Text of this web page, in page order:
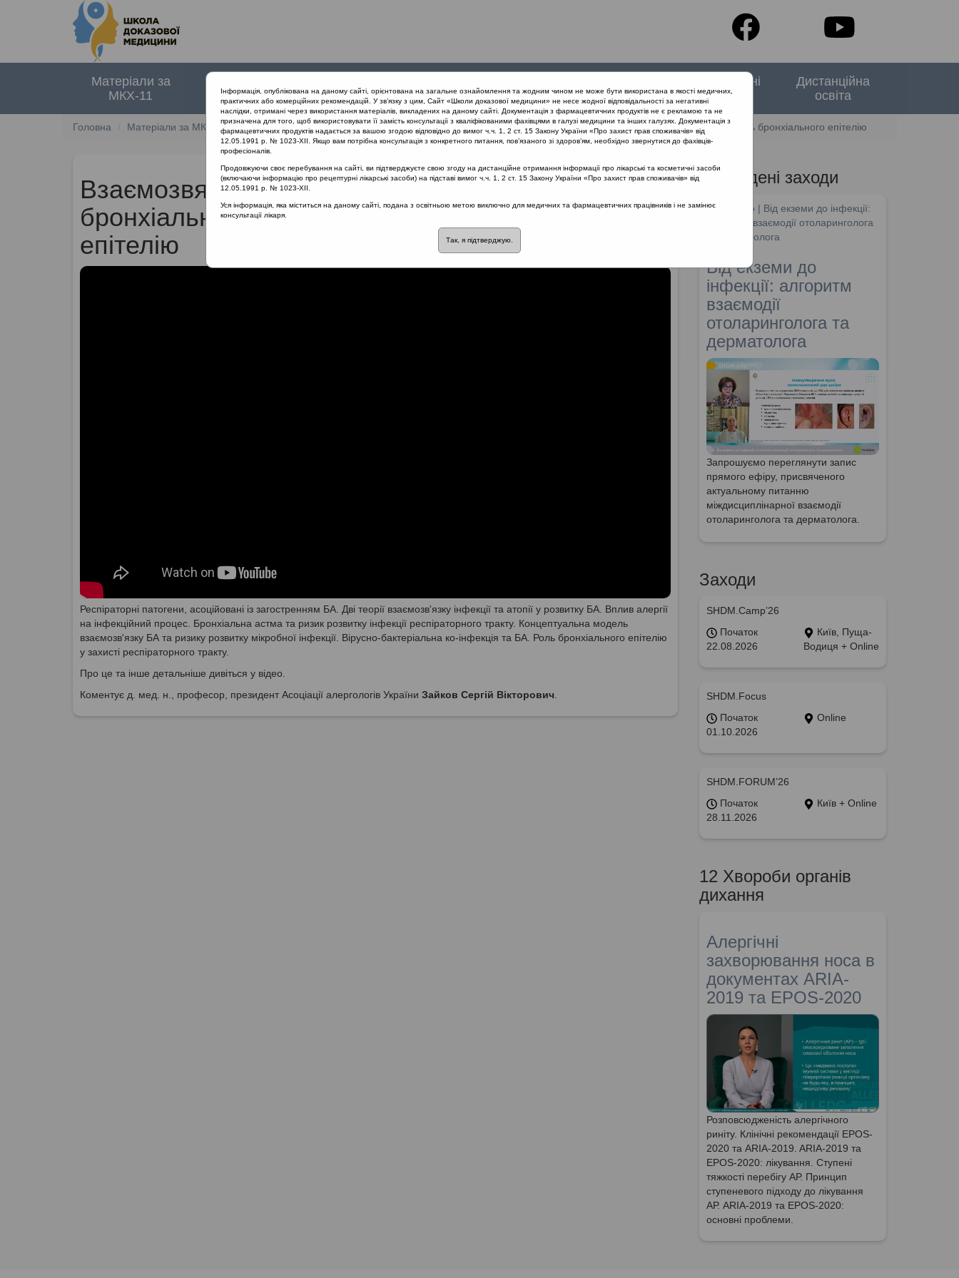
Матеріали за
МКХ-11
документи
заходи
проекту
Спеціальні
випуски
Дистанційна
освіта
Головна Матеріали за МКХ-11 12 Хвороби органів дихання Взаємозвязок між респіраторними інфекціями та бронхіальною астмою. Роль бронхіального епітелію
Взаємозвязок між респіраторними інфекціями та
бронхіальною астмою. Роль бронхіального
епітелію
Респіраторні патогени, асоційовані із загостренням БА. Дві теорії взаємозв'язку інфекції та атопії у розвитку БА. Вплив алергії
на інфекційний процес. Бронхіальна астма та ризик розвитку інфекції респіраторного тракту. Концептуальна модель
взаємозв'язку БА та ризику розвитку мікробної інфекції. Вірусно-бактеріальна ко-інфекція та БА. Роль бронхіального епітелію
у захисті респіраторного тракту.
Про це та інше детальніше дивіться у відео.
Коментує д. мед. н., професор, президент Асоціації алергологів України Зайков Сергій Вікторович
Проведені заходи
SHDM.info | Від екземи до інфекції:
алгоритм взаємодії отоларинголога
та дерматолога
Від екземи до
інфекції: алгоритм
взаємодії
отоларинголога та
дерматолога
Запрошуємо переглянути запис
прямого ефіру, присвяченого
актуальному питанню
міждисциплінарної взаємодії
отоларинголога та дерматолога.
Заходи
SHDM.Camp’26
Початок
22.08.2026
Київ, Пуща-
Водиця + Online
SHDM.Focus
Початок
01.10.2026
Online
SHDM.FORUM’26
Початок
28.11.2026
Київ + Online
12 Хвороби органів
дихання
Алергічні
захворювання носа в
документах ARIA-
2019 та EPOS-2020
Розповсюдженість алергічного
риніту. Клінічні рекомендації EPOS-
2020 та ARIA-2019. ARIA-2019 та
EPOS-2020: лікування. Ступені
тяжкості перебігу АР. Принцип
ступеневого підходу до лікування
АР. ARIA-2019 та EPOS-2020:
основні проблеми.
Інформація, опублікована на даному сайті, орієнтована на загальне ознайомлення та жодним чином не може бути використана в якості медичних,
практичних або комерційних рекомендацій. У зв’язку з цим, Сайт «Школи доказової медицини» не несе жодної відповідальності за негативні
наслідки, отримані через використання матеріалів, викладених на даному сайті. Документація з фармацевтичних продуктів не є рекламою та не
призначена для того, щоб використовувати її замість консультації з кваліфікованими фахівцями в галузі медицини та інших галузях. Документація з
фармацевтичних продуктів надається за вашою згодою відповідно до вимог ч.ч. 1, 2 ст. 15 Закону України «Про захист прав споживачів» від
12.05.1991 р. № 1023-XII. Якщо вам потрібна консультація з конкретного питання, пов’язаного зі здоров’ям, необхідно звернутися до фахівців-
професіоналів.
Продовжуючи своє перебування на сайті, ви підтверджуєте свою згоду на дистанційне отримання інформації про лікарські та косметичні засоби
(включаючи інформацію про рецептурні лікарські засоби) на підставі вимог ч.ч. 1, 2 ст. 15 Закону України «Про захист прав споживачів» від
12.05.1991 р. № 1023-XII.
Уся інформація, яка міститься на даному сайті, подана з освітньою метою виключно для медичних та фармацевтичних працівників і не замінює
консультації лікаря.
Так, я підтверджую.